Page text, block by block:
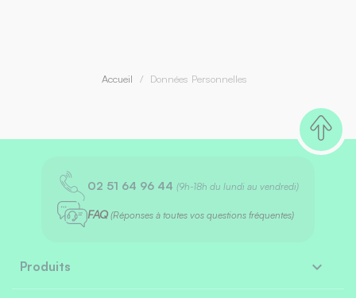
Accueil Données Personnelles
02 51 64 96 44 (9h-18h du lundi au vendredi)
FAQ (Réponses à toutes vos questions fréquentes)
Produits 